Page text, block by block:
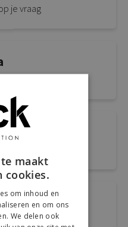
je vraag
winkel
660999
maakt
cookies.
om inhoud en
en om ons
We delen ook